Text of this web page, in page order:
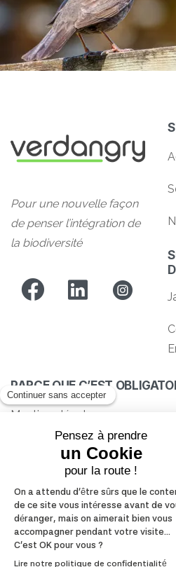
Pour une nouvelle façon
de penser l’intégration de
la biodiversité
PARCE QUE C’EST
Mentions légales
Charte Verdangry
Politique de confidentialité
Conditions générales